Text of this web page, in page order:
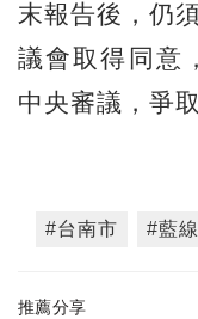
末報告後，仍
議會取得同意
中央審議，爭
#台南市 #藍
推薦分享